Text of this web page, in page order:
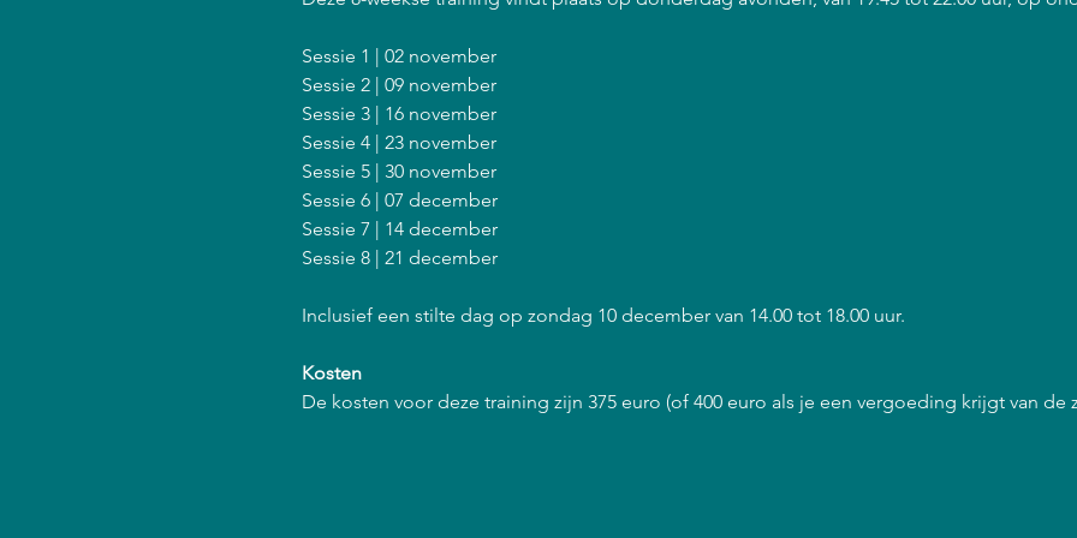
Sessie 1 | 02 november
Sessie 2 | 09 november
Sessie 3 | 16 november
Sessie 4 | 23 november
Sessie 5 | 30 november
Sessie 6 | 07 december
Sessie 7 | 14 december
Sessie 8 | 21 december
Inclusief een stilte dag op zondag 10 december van 14.00 tot 18.00 uur.
Kosten
De kosten voor deze training zijn 375 euro (of 400 euro als je een vergoeding krijgt van de